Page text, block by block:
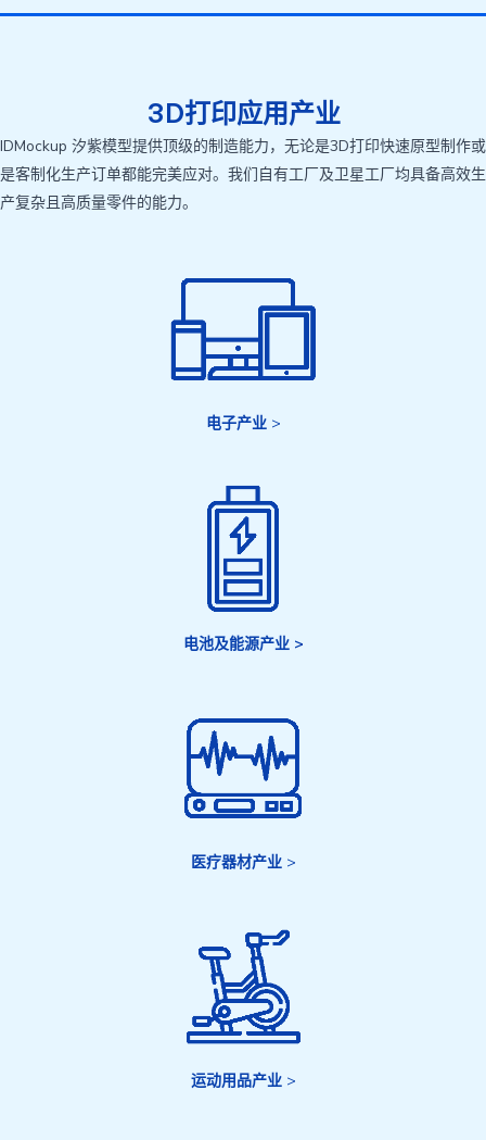
3D打印应用产业
IDMockup 汐紫模型提供顶级的制造能力，无论是3D打印快速原型制作或
是客制化生产订单都能完美应对。我们自有工厂及卫星工厂均具备高效生
产复杂且高质量零件的能力。
电子产业>
电池及能源产业 >
医疗器材产业>
运动用品产业>